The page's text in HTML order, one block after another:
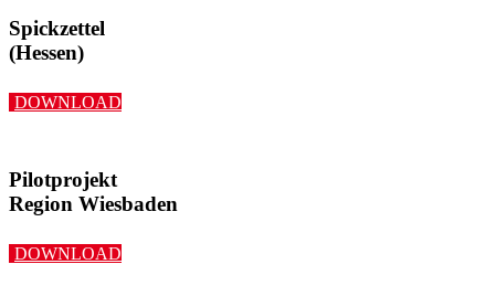
Spickzettel
(Hessen)
DOWNLOAD
Pilotprojekt
Region Wiesbaden
DOWNLOAD